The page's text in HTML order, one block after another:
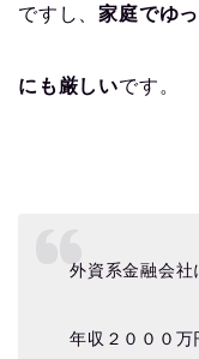
ですし、家庭でゆ
にも厳しいです。
外資系金融会社
年収２０００万